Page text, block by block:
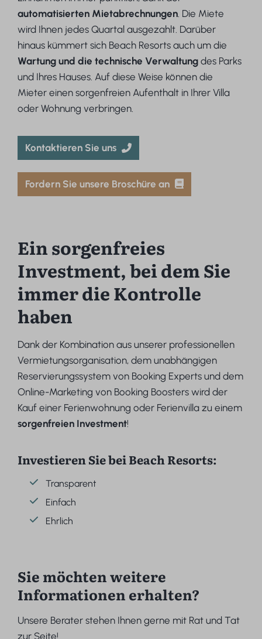
automatisierten Mietabrechnungen . Die Miete
wird Ihnen jedes Quartal ausgezahlt. Darüber
hinaus kümmert sich Beach Resorts auch um die
Wartung und die technische Verwaltung des Parks
und Ihres Hauses. Auf diese Weise können die
Mieter einen sorgenfreien Aufenthalt in Ihrer Villa
oder Wohnung verbringen.
Kontaktieren Sie uns
Fordern Sie unsere Broschüre an
Ein sorgenfreies
Investment, bei dem Sie
immer die Kontrolle
haben
Dank der Kombination aus unserer professionellen
Vermietungsorganisation, dem unabhängigen
Reservierungssystem von Booking Experts und dem
Online-Marketing von Booking Boosters wird der
Kauf einer Ferienwohnung oder Ferienvilla zu einem
sorgenfreien Investment!
Investieren Sie bei Beach Resorts:
Transparent
Einfach
Ehrlich
Sie möchten weitere
Informationen erhalten?
Unsere Berater stehen Ihnen gerne mit Rat und Tat
zur Seite!